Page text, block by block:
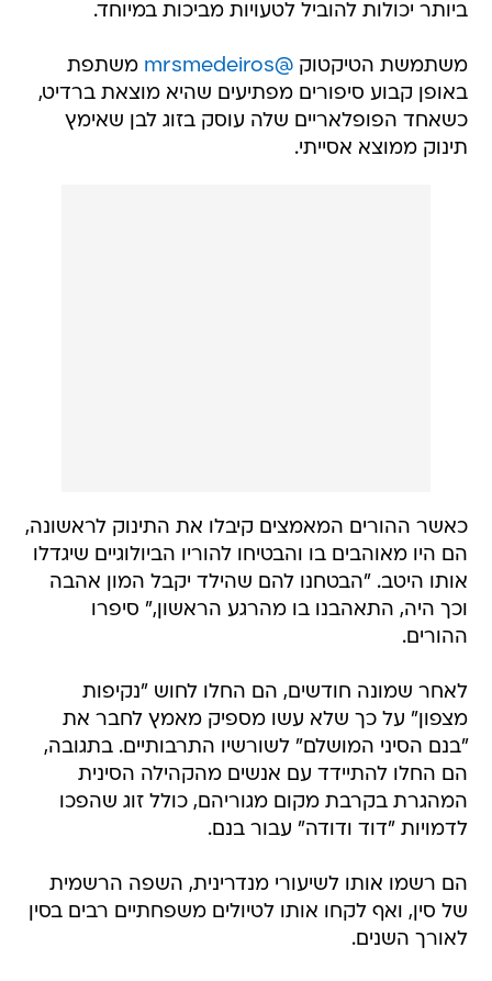
ביותר יכולות להוביל לטעויות מביכות במיוחד.
משתמשת הטיקטוק@mrsmedeiros
משתפת
באופן קבוע סיפורים מפתיעים שהיא מוצאת ברדיט,
כשאחד הפופלאריים שלה עוסק בזוג לבן שאימץ
תינוק ממוצא אסייתי.
כאשר ההורים המאמצים קיבלו את התינוק לראשונה,
הם היו מאוהבים בו והבטיחו להוריו הביולוגיים שיגדלו
אותו היטב. "הבטחנו להם שהילד יקבל המון אהבה
וכך היה, התאהבנו בו מהרגע הראשון," סיפרו
ההורים.
לאחר שמונה חודשים, הם החלו לחוש "נקיפות
מצפון" על כך שלא עשו מספיק מאמץ לחבר את
"בנם הסיני המושלם" לשורשיו התרבותיים. בתגובה,
הם החלו להתיידד עם אנשים מהקהילה הסינית
המהגרת בקרבת מקום מגוריהם, כולל זוג שהפכו
לדמויות "דוד ודודה" עבור בנם.
הם רשמו אותו לשיעורי מנדרינית, השפה הרשמית
של סין, ואף לקחו אותו לטיולים משפחתיים רבים בסין
לאורך השנים.